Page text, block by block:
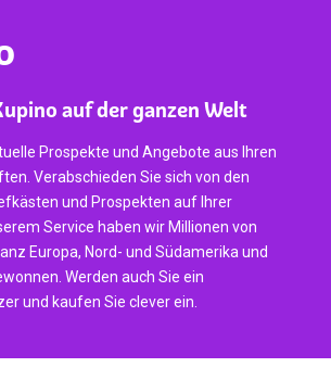
auf der ganzen Welt
Prospekte und Angebote aus Ihren
Verabschieden Sie sich von den
und Prospekten auf Ihrer
Service haben wir Millionen von
Europa, Nord- und Südamerika und
Werden auch Sie ein
und kaufen Sie clever ein.